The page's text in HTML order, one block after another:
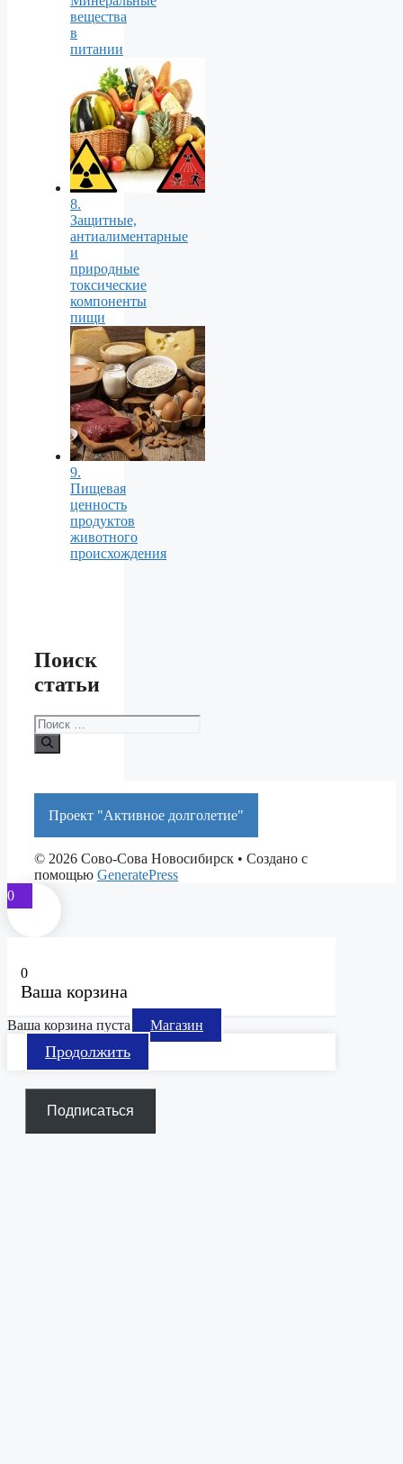
вещества
в
питании
8.
Защитные,
антиалиментарные
и
природные
токсические
компоненты
пищи
9.
Пищевая
ценность
продуктов
животного
происхождения
Поиск
статьи
Поиск:
Проект "Активное долголетие"
© 2026 Сово-Сова Новосибирск • Создано с
помощью GeneratePress
0
0
Ваша корзина
Ваша корзина пуста Магазин
Продолжить
Подписаться